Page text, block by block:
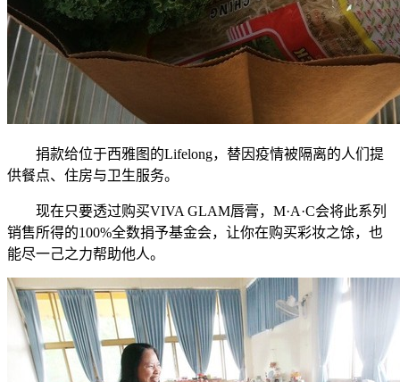
捐款给位于西雅图的Lifelong，替因疫情被隔离的人们提
供餐点、住房与卫生服务。
现在只要透过购买VIVA GLAM唇膏，M·A·C会将此系列
销售所得的100%全数捐予基金会，让你在购买彩妆之馀，也
能尽一己之力帮助他人。